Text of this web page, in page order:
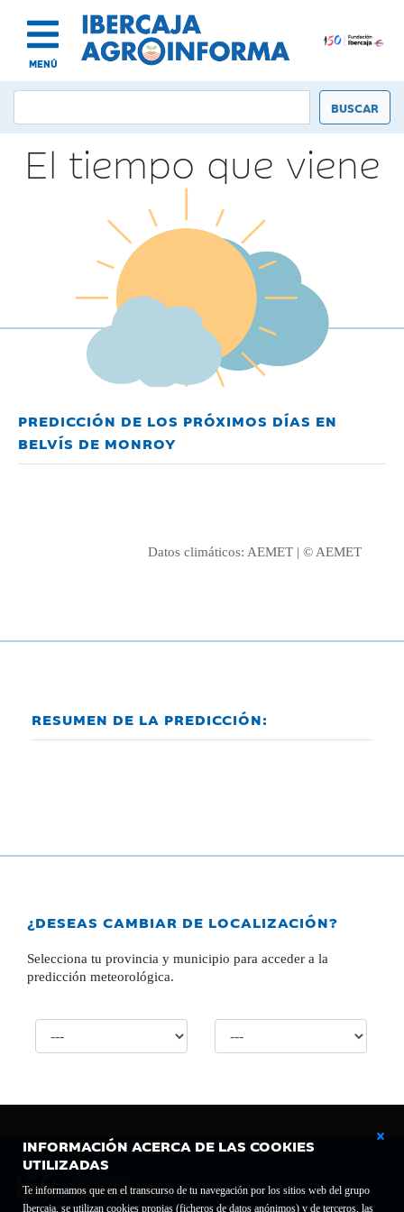
MENÚ
INFORMACIÓN ACERCA DE LAS COOKIES
UTILIZADAS
Te informamos que en el transcurso de tu navegación por los sitios web del grupo
Ibercaja, se utilizan cookies propias (ficheros de datos anónimos) y de terceros, las
El tiempo que viene
PREDICCIÓN DE LOS PRÓXIMOS DÍAS EN
BELVÍS DE MONROY
Datos climáticos: AEMET | © AEMET
RESUMEN DE LA PREDICCIÓN:
¿DESEAS CAMBIAR DE LOCALIZACIÓN?
Selecciona tu provincia y municipio para acceder a la
predicción meteorológica.